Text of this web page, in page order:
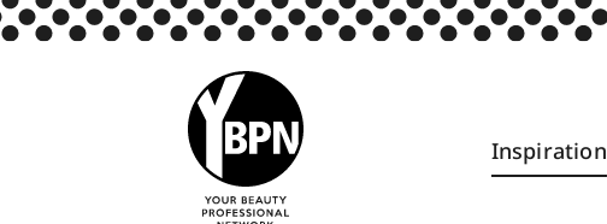
Inspiration